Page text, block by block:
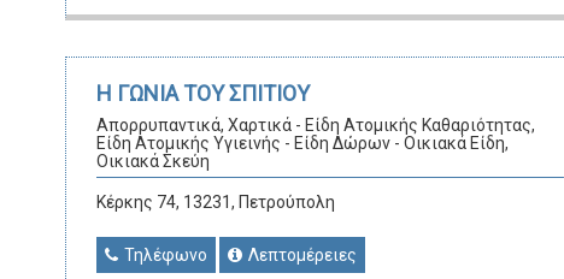
Η ΓΩΝΙΑ ΤΟΥ ΣΠΙΤΙΟΥ
Απορρυπαντικά, Χαρτικά - Είδη Ατομικής Καθαριότητας,
Είδη Ατομικής Υγιεινής - Είδη Δώρων - Οικιακά Είδη,
Οικιακά Σκεύη
Κέρκης 74, 13231, Πετρούπολη
Τηλέφωνο Λεπτομέρειες